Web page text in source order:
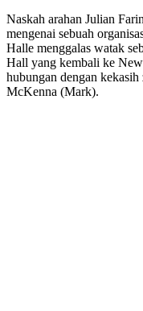
Naskah arahan Julian
mengenai sebuah
Halle menggalas watak
Hall yang kembali ke New
hubungan dengan
McKenna (Mark).